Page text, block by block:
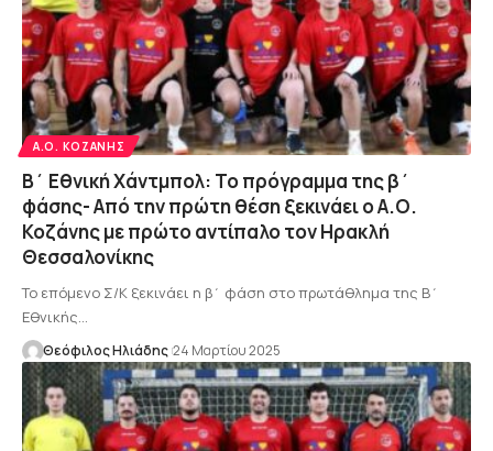
Α.Ο. ΚΟΖΆΝΗΣ
Β΄ Εθνική Χάντμπολ: Το πρόγραμμα της β΄
φάσης- Από την πρώτη θέση ξεκινάει ο Α.Ο.
Κοζάνης με πρώτο αντίπαλο τον Ηρακλή
Θεσσαλονίκης
Το επόμενο Σ/Κ ξεκινάει η β΄ φάση στο πρωτάθλημα της Β΄
Εθνικής…
Θεόφιλος Ηλιάδης 24 Μαρτίου 2025